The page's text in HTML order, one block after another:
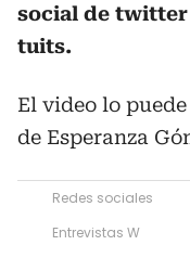
social de twitter
tuits.
El video lo
de Esperanza
Redes sociales
Entrevistas W